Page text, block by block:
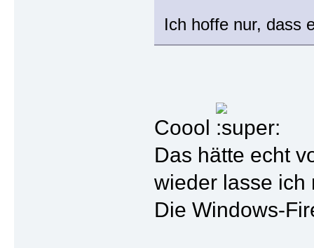
Ich hoffe nur, dass
Coool
Das hätte echt
wieder lasse
Die Windows-